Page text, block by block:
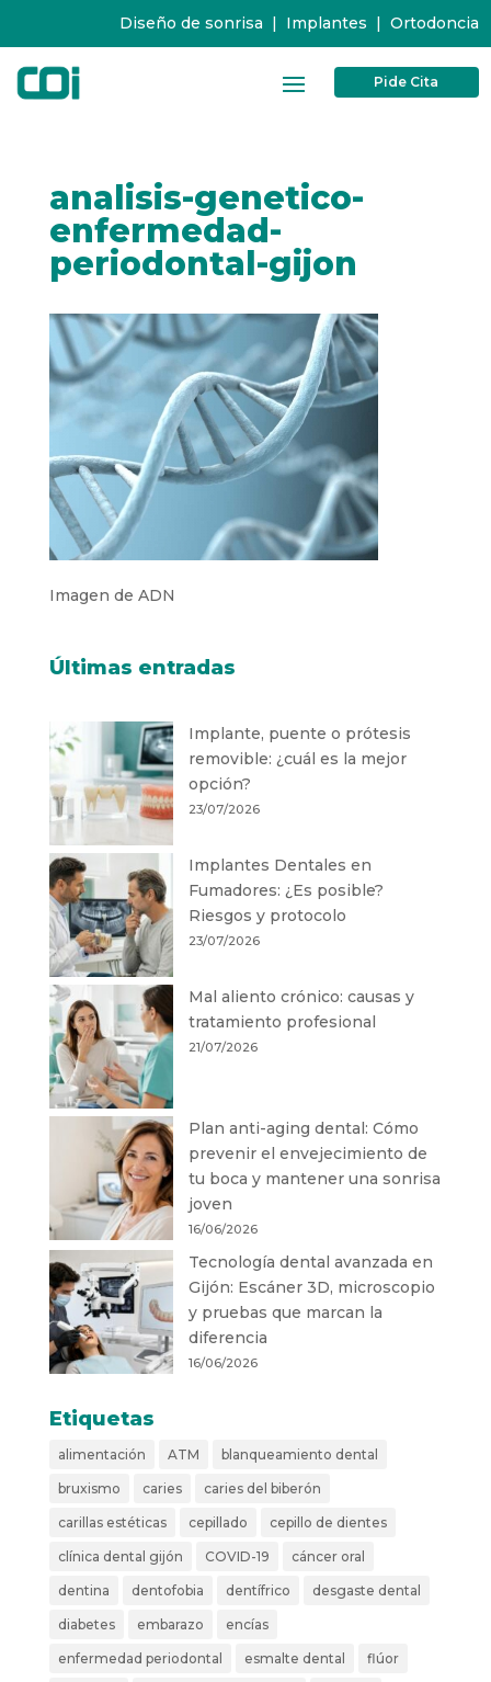
Diseño de sonrisa | Implantes | Ortodoncia
Pide Cita
analisis-genetico-
enfermedad-
periodontal-gijon
Imagen de ADN
Últimas entradas
Implante, puente o prótesis
removible: ¿cuál es la mejor
opción?
23/07/2026
Implantes Dentales en
Fumadores: ¿Es posible?
Riesgos y protocolo
23/07/2026
Mal aliento crónico: causas y
tratamiento profesional
21/07/2026
Plan anti-aging dental: Cómo
prevenir el envejecimiento de
tu boca y mantener una sonrisa
joven
16/06/2026
Tecnología dental avanzada en
Gijón: Escáner 3D, microscopio
y pruebas que marcan la
diferencia
16/06/2026
Etiquetas
alimentación ATM blanqueamiento dental
bruxismo caries caries del biberón
carillas estéticas cepillado cepillo de dientes
clínica dental gijón COVID-19 cáncer oral
dentina dentofobia dentífrico desgaste dental
diabetes embarazo encías
enfermedad periodontal esmalte dental flúor